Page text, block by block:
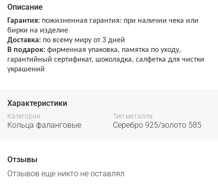
Описание
Гарантия: пожизненная гарантия: при наличии чека или
бирки на изделие
Доставка: по всему миру от 3 дней
В подарок: фирменная упаковка, памятка по уходу,
гарантийный сертификат, шоколадка, салфетка для чистки
украшений
Характеристики
Категория
Кольца фаланговые
Тип металла
Серебро 925/золото 585
Отзывы
Отзывов еще никто не оставлял